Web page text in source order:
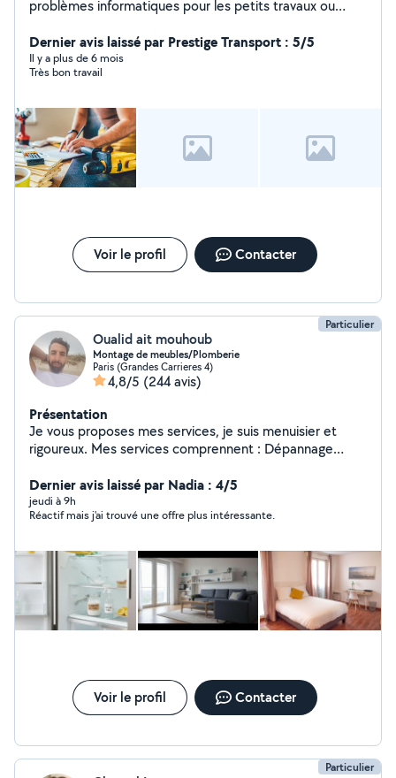
problèmes informatiques pour les petits travaux ou
de meubles , cartons etc
Dernier avis laissé par Prestige Transport : 5/5
Il y a plus de 6 mois
Très bon travail
Voir le profil Contacter
Particulier
Oualid ait mouhoub
Montage de meubles/Plomberie
Paris (Grandes Carrieres 4)
4,8/5 (244 avis)
Présentation
Je vous proposes mes services, je suis menuisier et
rigoureux. Mes services comprennent : Dépannage
Petit Bricolages Le Nettoyage à domicile Le Nettoyage
après chantier Disponible N'hésitez pas pas à me
contacter pour plus d'information.
Dernier avis laissé par Nadia : 4/5
jeudi à 9h
Réactif mais j'ai trouvé une offre plus intéressante.
Voir le profil Contacter
Particulier